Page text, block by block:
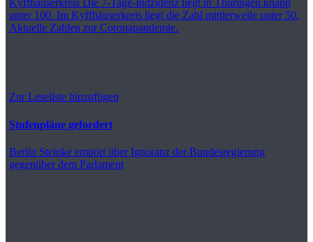
unter 100. Im Kyffhäuserkreis liegt die Zahl mittlerweile unter 50.
Aktuelle Zahlen zur Coronapandemie.
Zur Leseliste hinzufügen
Stufenpläne gefordert
Berlin Steinke empört über Ignoranz der Bundesregierung
gegenüber dem Parlament